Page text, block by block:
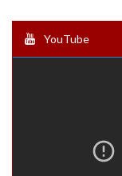
YouTube